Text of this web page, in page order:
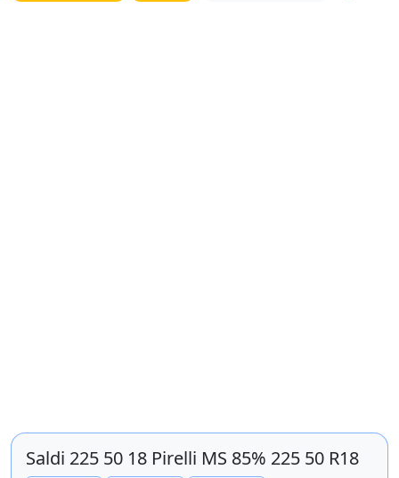
Saldi 225 50 18 Pirelli MS 85% 225 50 R18